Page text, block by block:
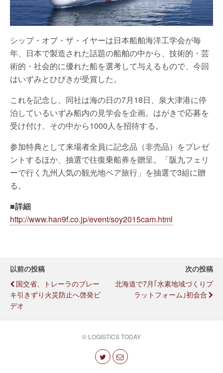
シップ・オブ・ザ・イヤーは日本船舶海洋工学会が毎
年、日本で製造された話題の船舶の中から、技術的・芸
術的・社会的に優れた船を選考して与えるもので、今回
はいずみとひびきが受賞した。
これを記念し、同社は海の日の7月18日、泉大津港に停
泊しているいずみ船内の見学会を企画。はがきで応募を
受け付け、その中から1000人を招待する。
参加特典として来場者全員に記念品（非売品）をプレゼ
ントするほか、抽選で往復乗船券を贈呈。「阪九フェリ
ーで行く九州人気の観光地ペア旅行」を抽選で3組に贈
る。
■詳細
http://www.han9f.co.jp/event/soy2015cam.html
以前の投稿
国交省、トレーラのブレー
キ引きずり火災防止へ啓発ビ
デオ
次の投稿
北海道で7月｢水素地域づくりプ
ラットフォーム｣初会合
© LOGISTICS TODAY